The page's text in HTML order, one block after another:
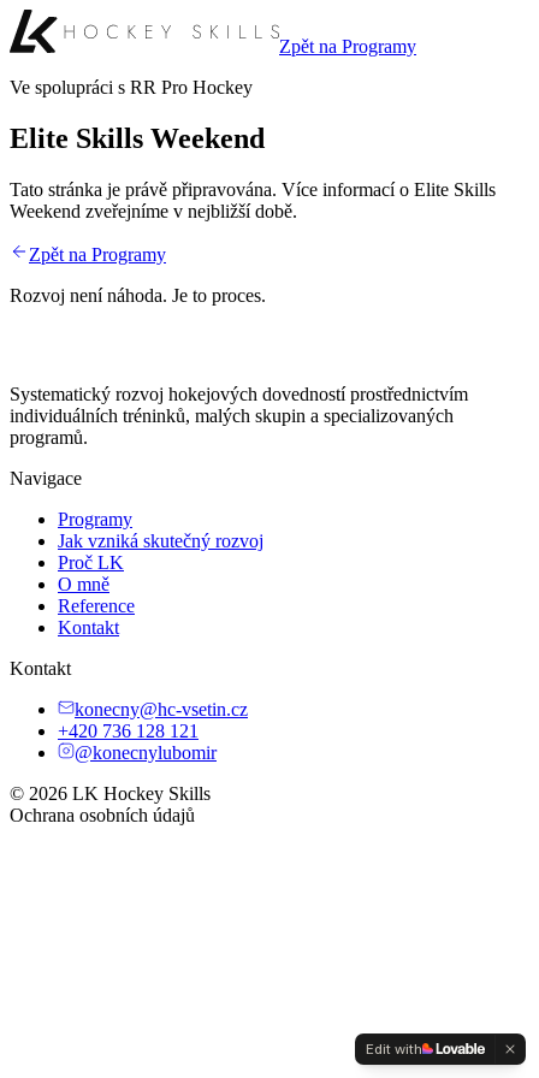
Zpět na Programy
Ve spolupráci s RR Pro Hockey
Elite Skills Weekend
Tato stránka je právě připravována. Více informací o Elite Skills
Weekend zveřejníme v nejbližší době.
Zpět na Programy
Rozvoj není náhoda. Je to proces.
Systematický rozvoj hokejových dovedností prostřednictvím
individuálních tréninků, malých skupin a specializovaných
programů.
Navigace
Programy
Jak vzniká skutečný rozvoj
Proč LK
O mně
Reference
Kontakt
Kontakt
konecny@hc-vsetin.cz
+420 736 128 121
@konecnylubomir
© 2026 LK Hockey Skills
Ochrana osobních údajů
Edit with